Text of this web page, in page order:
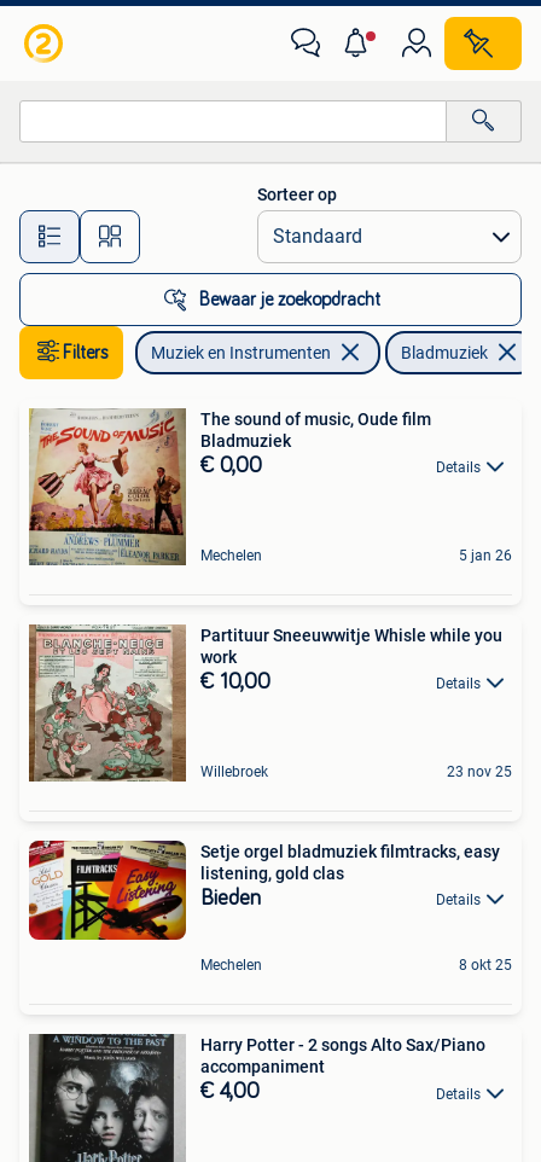
Alle afstanden…
Sorteer op
Bewaar je zoekopdracht
Filters Muziek en Instrumenten Bladmuziek
The sound of music, Oude film
Bladmuziek
€ 0,00 Details
Mechelen 5 jan 26
Partituur Sneeuwwitje Whisle while you
work
€ 10,00 Details
Willebroek 23 nov 25
Setje orgel bladmuziek filmtracks, easy
listening, gold clas
Bieden Details
Mechelen 8 okt 25
Harry Potter - 2 songs Alto Sax/Piano
accompaniment
€ 4,00 Details